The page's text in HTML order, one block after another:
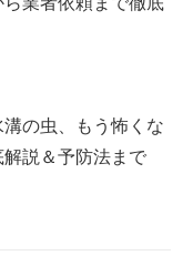
溝の虫、もう怖くな
説＆予防法まで